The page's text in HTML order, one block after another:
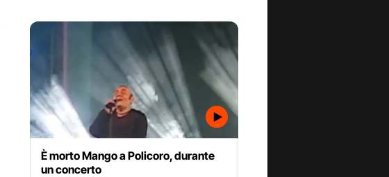
È morto Mango a Policoro, durante
un concerto